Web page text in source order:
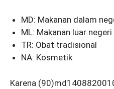
MD: Makanan dalam
ML: Makanan luar negeri
TR: Obat tradisional
NA: Kosmetik
Karena